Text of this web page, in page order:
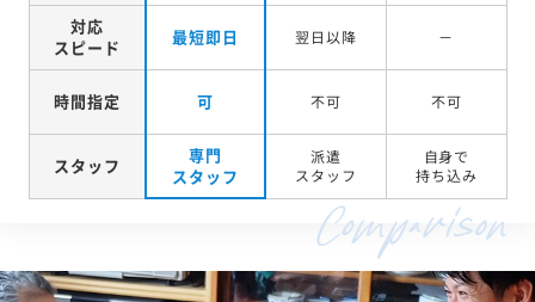
対応
スピード
最短即日 翌日以降 －
時間指定 可 不可 不可
スタッフ
専門
スタッフ
派遣
スタッフ
自身で
持ち込み